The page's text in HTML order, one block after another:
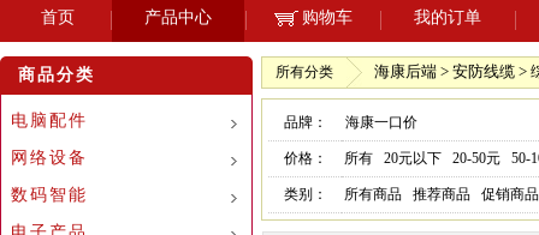
首页 产品中心 购物车 我的订单
商品分类
电脑配件
网络设备
数码智能
所有分类 海康后端 > 安防线缆 >
品牌： 海康一口价
价格： 所有 20元以下 20-50元 50-
类别： 所有商品 推荐商品 促销商品